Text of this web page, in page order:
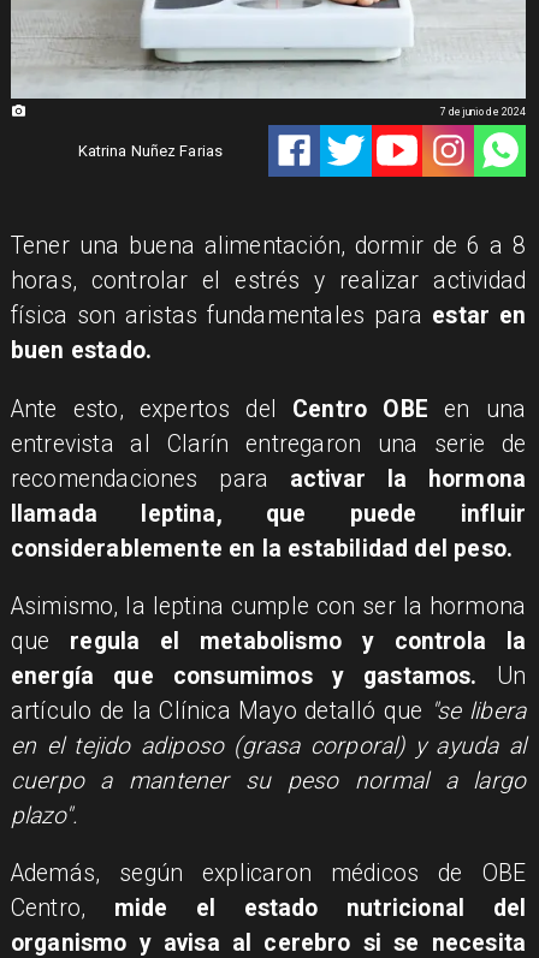
Katrina Nuñez Farias
7 de junio de 2024
Tener una buena alimentación, dormir de 6 a 8
horas, controlar el estrés y realizar actividad
física son aristas fundamentales para estar en
buen estado.
Ante esto, expertos del Centro OBE en una
entrevista al Clarín entregaron una serie de
recomendaciones para activar la hormona
llamada leptina, que puede influir
considerablemente en la estabilidad del peso.
Asimismo, la leptina cumple con ser la hormona
que regula el metabolismo y controla la
energía que consumimos y gastamos. Un
artículo de la Clínica Mayo detalló que "se libera
en el tejido adiposo (grasa corporal) y ayuda al
cuerpo a mantener su peso normal a largo
plazo".
Además, según explicaron médicos de OBE
Centro, mide el estado nutricional del
organismo y avisa al cerebro si se necesita